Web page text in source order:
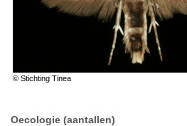
© Stichting Tinea
Oecologie (aantallen)